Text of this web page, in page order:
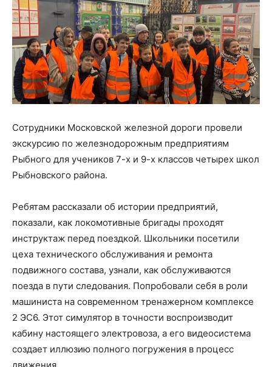
Сотрудники Московской железной дороги провели
экскурсию по железнодорожным предприятиям
Рыбного для учеников 7-х и 9-х классов четырех школ
Рыбновского района.
Ребятам рассказали об истории предприятий,
показали, как локомотивные бригады проходят
инструктаж перед поездкой. Школьники посетили
цеха технического обслуживания и ремонта
подвижного состава, узнали, как обслуживаются
поезда в пути следования. Попробовали себя в роли
машиниста на современном тренажерном комплексе
2 ЭС6. Этот симулятор в точности воспроизводит
кабину настоящего электровоза, а его видеосистема
создает иллюзию полного погружения в процесс